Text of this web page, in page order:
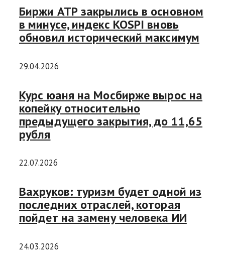
Биржи АТР закрылись в основном
в минусе, индекс KOSPI вновь
обновил исторический максимум
29.04.2026
Курс юаня на Мосбирже вырос на
копейку относительно
предыдущего закрытия, до 11,65
рубля
22.07.2026
Вахруков: туризм будет одной из
последних отраслей, которая
пойдет на замену человека ИИ
24.03.2026